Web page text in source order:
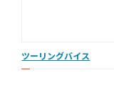
ツーリングバイス